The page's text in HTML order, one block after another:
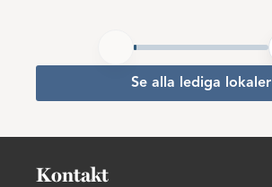
Se alla lediga lokaler
Kontakt